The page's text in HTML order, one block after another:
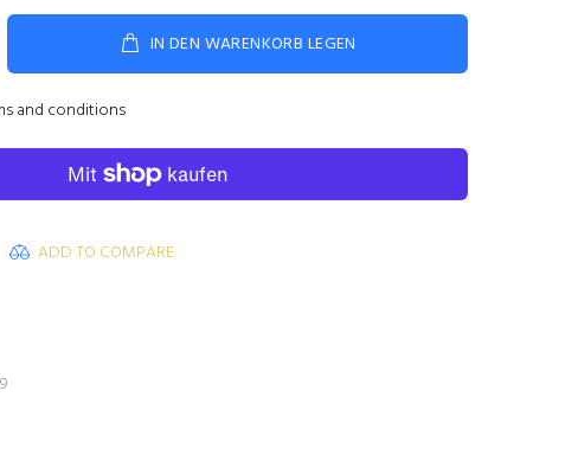
IN DEN WARENKORB LEGEN
and conditions
ADD TO COMPARE